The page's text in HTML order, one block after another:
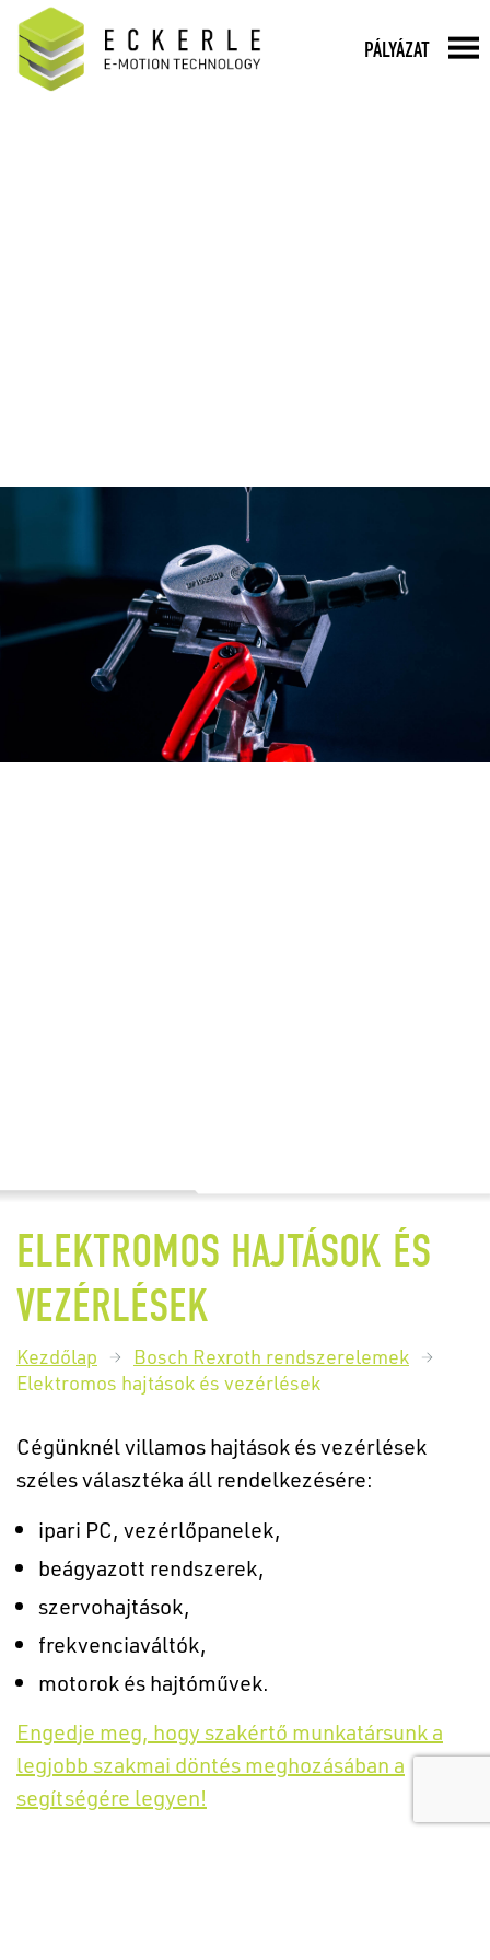
PÁLYÁZAT
ELEKTROMOS HAJTÁSOK ÉS
VEZÉRLÉSEK
Kezdőlap
Bosch Rexroth rendszerelemek
Elektromos hajtások és vezérlések
Cégünknél villamos hajtások és vezérlések
széles választéka áll rendelkezésére:
ipari PC, vezérlőpanelek,
beágyazott rendszerek,
szervohajtások,
frekvenciaváltók,
motorok és hajtóművek.
Engedje meg, hogy szakértő munkatársunk a
legjobb szakmai döntés meghozásában a
segítségére legyen!